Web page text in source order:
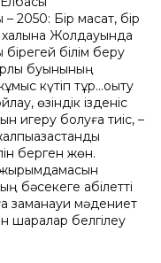
2050: Бір мақсат, бір
халқына Жолдауында
білім беру
буынының
күтіп тұр...оқыту
өзіндік ізденіс
игеру болуға тиіс, –
берген жөн.
бәсекеге қабілетті
заманауи мәдениет
шаралар белгілеу